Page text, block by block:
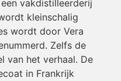
vakdistilleerderij
kleinschalig
wordt door Vera
Zelfs de
van het verhaal. De
in Frankrijk